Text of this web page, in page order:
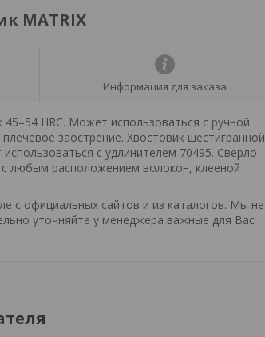
MATRIX
Информация для заказа
HRС. Может использоваться с ручной
заострение. Хвостовик шестигранной
с удлинителем 70495. Сверло
с любым расположением волокон, клееной
с официальных сайтов и из каталогов. Мы не
уточняйте у менеджера важные для Вас